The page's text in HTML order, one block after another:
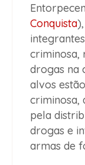
Conquista
criminosa,
drogas na
alvos
criminosa,
pela
drogas e
armas de